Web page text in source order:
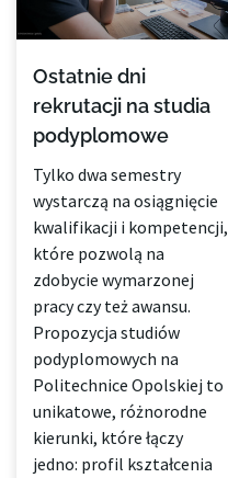
Ostatnie dni
rekrutacji na studia
podyplomowe
Tylko dwa semestry
wystarczą na osiągnięcie
kwalifikacji i kompetencji,
które pozwolą na
zdobycie wymarzonej
pracy czy też awansu.
Propozycja studiów
podyplomowych na
Politechnice Opolskiej to
unikatowe, różnorodne
kierunki, które łączy
jedno: profil kształcenia